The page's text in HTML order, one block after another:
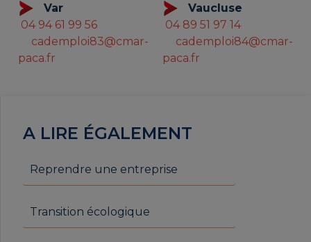
Var
04 94 61 99 56
cademploi83@cmar-
paca.fr
Vaucluse
04 89 51 97 14
cademploi84@cmar-
paca.fr
A LIRE ÉGALEMENT
Reprendre une entreprise
Transition écologique